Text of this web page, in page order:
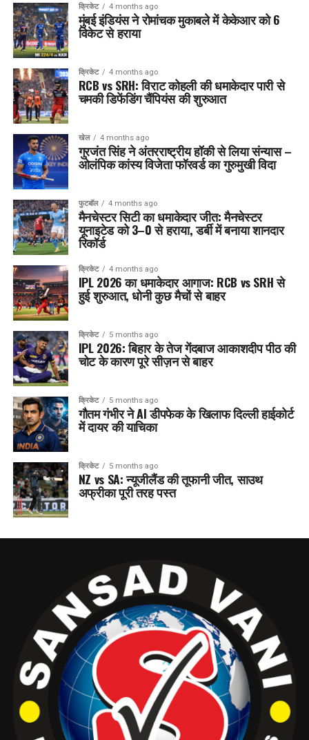
क्रिकेट 4 months ago
मुंबई इंडियंस ने रोमांचक मुकाबले में केकेआर को 6
विकेट से हराया
क्रिकेट 4 months ago
RCB vs SRH: विराट कोहली की धमाकेदार पारी से
चमकी डिफेंडिंग चैंपियंस की शुरुआत
खेल 4 months ago
गुरजंत सिंह ने अंतरराष्ट्रीय हॉकी से लिया संन्यास –
ओलंपिक कांस्य विजेता फॉरवर्ड का गुरुमुखी विदा
फुटबॉल 4 months ago
मैनचेस्टर सिटी का धमाकेदार जीत: मैनचेस्टर
यूनाइटेड को 3–0 से हराया, डर्बी में बनाया शानदार
रिकॉर्ड
क्रिकेट 4 months ago
IPL 2026 का धमाकेदार आगाज: RCB vs SRH से
हुई शुरुआत, धोनी कुछ मैचों से बाहर
क्रिकेट 5 months ago
IPL 2026: बिहार के तेज गेंदबाज आकाशदीप पीठ की
चोट के कारण पूरे सीज़न से बाहर
क्रिकेट 5 months ago
गौतम गंभीर ने AI डीपफेक के खिलाफ दिल्ली हाईकोर्ट
में दायर की याचिका
क्रिकेट 5 months ago
NZ vs SA: न्यूजीलैंड की तूफानी जीत, साउथ
अफ्रीका पूरी तरह पस्त